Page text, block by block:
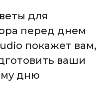
для
перед днем
покажет вам,
ваши
дню